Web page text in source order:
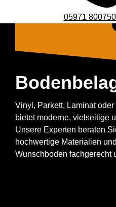
05971
Vinyl, Parkett, Laminat
bietet moderne, vielseitige
Unsere Experten beraten
hochwertige Materialien
Wunschboden fachgerecht